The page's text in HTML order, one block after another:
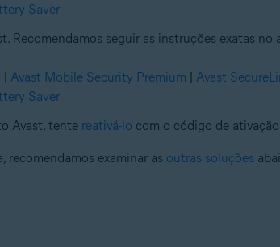
Saver
Recomendamos seguir as instruções exatas
| Avast Mobile Security Premium | Avast
Saver
Avast, tente reativá-lo com o código de
recomendamos examinar as outras soluções